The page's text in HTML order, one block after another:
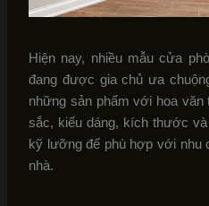
Hiện nay, nhiều mẫu cửa
đang được gia chủ ưa
những sản phẩm với hoa
sắc, kiểu dáng, kích thước
kỹ lưỡng để phù hợp với nhu
nhà.